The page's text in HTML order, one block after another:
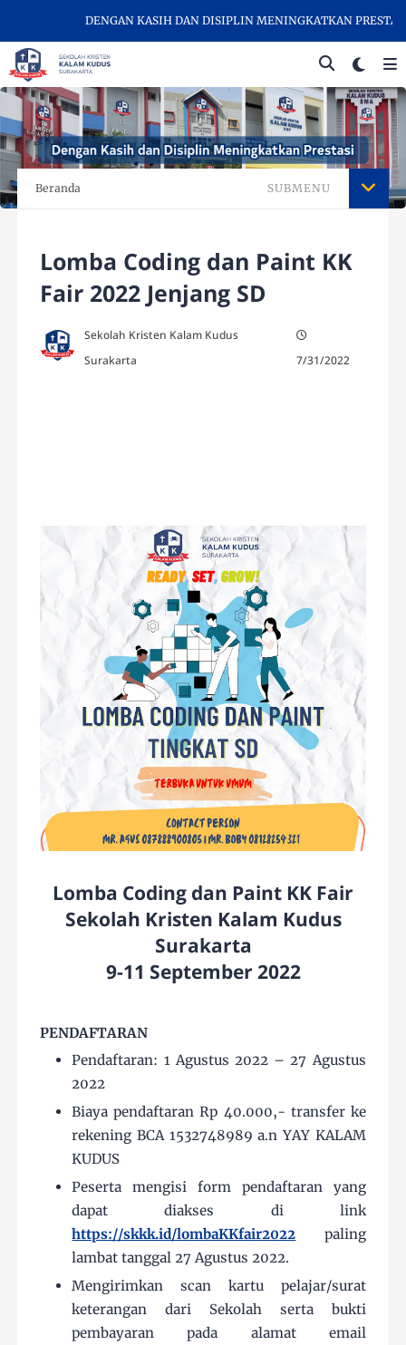
DENGAN KASIH DAN DISIPLIN MENINGKATKAN PRESTASI -
Beranda SUBMENU
Lomba Coding dan Paint KK
Fair 2022 Jenjang SD
Sekolah Kristen Kalam Kudus
Surakarta
7/31/2022
Lomba Coding dan Paint KK Fair
Sekolah Kristen Kalam Kudus
Surakarta
9-11 September 2022
PENDAFTARAN
Pendaftaran: 1 Agustus 2022 – 27 Agustus
2022
Biaya pendaftaran Rp 40.000,- transfer ke
rekening BCA 1532748989 a.n YAY KALAM
KUDUS
Peserta mengisi form pendaftaran yang
dapat diakses di link
https://skkk.id/lombaKKfair2022 paling
lambat tanggal 27 Agustus 2022.
Mengirimkan scan kartu pelajar/surat
keterangan dari Sekolah serta bukti
pembayaran pada alamat email